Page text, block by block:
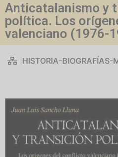
Anticatalanismo y
política. Los
valenciano (1976-
HISTORIA-BIOGRAFÍAS-